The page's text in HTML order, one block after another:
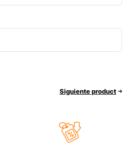
Siguiente product